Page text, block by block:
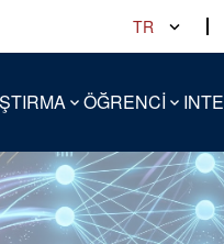
TR
ÖĞRENCİ